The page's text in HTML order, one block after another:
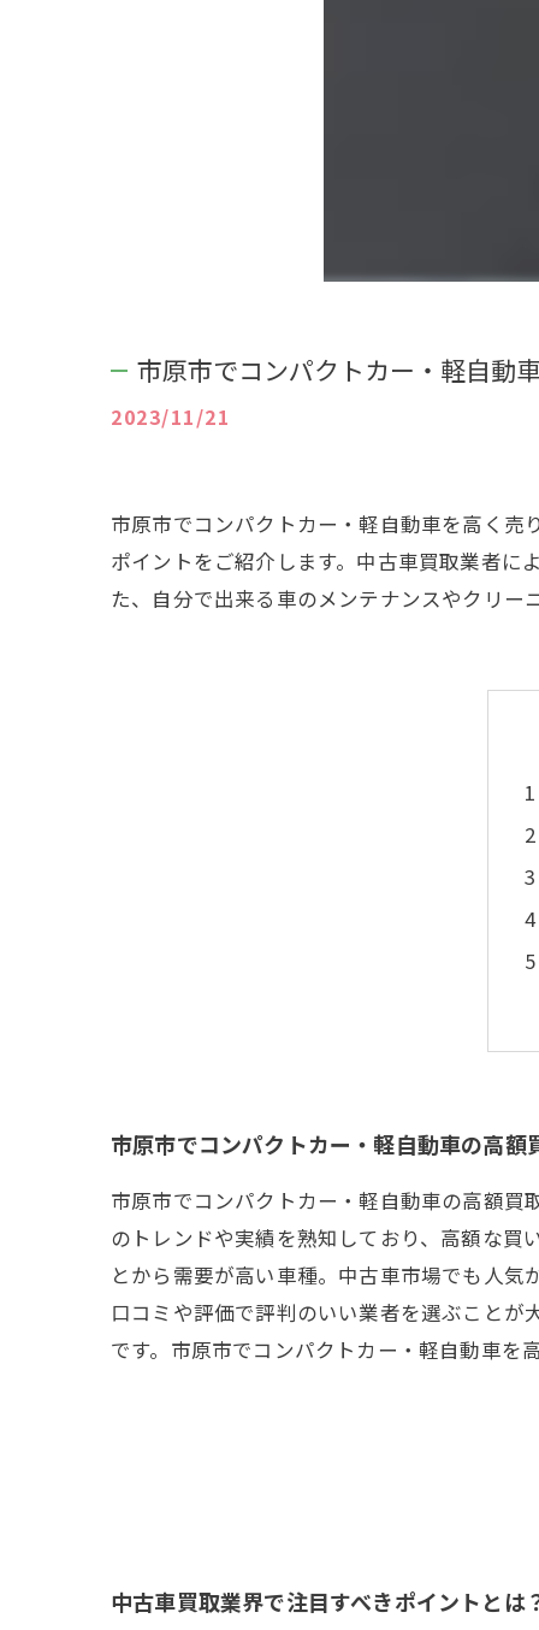
市原市でコンパクトカー・軽自動
2023/11/21
市原市でコンパクトカー・軽自動車を高く
ポイントをご紹介します。中古車買取業者に
た、自分で出来る車のメンテナンスやクリ
市原市でコンパクトカー・軽自動車の高額
市原市でコンパクトカー・軽自動車の高額
のトレンドや実績を熟知しており、高額な
とから需要が高い車種。中古車市場でも人
口コミや評価で評判のいい業者を選ぶこと
です。市原市でコンパクトカー・軽自動車を
中古車買取業界で注目すべきポイントとは